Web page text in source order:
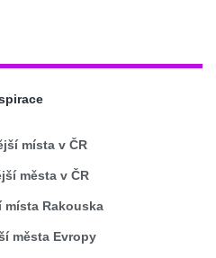
místa v ČR
města v ČR
místa Rakouska
města Evropy